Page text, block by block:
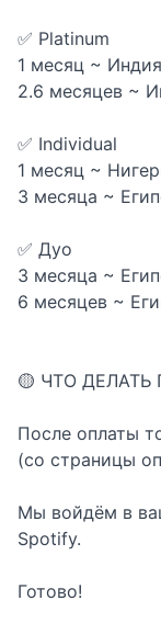
✅ Platinum
1 месяц ~ Индия
2.6 месяцев ~
✅ Individual
1 месяц ~
3 месяца ~
✅ Дуо
3 месяца ~
6 месяцев ~
🟡 ЧТО
После оплаты
(со страницы
Мы войдём в
Spotify.
Готово!